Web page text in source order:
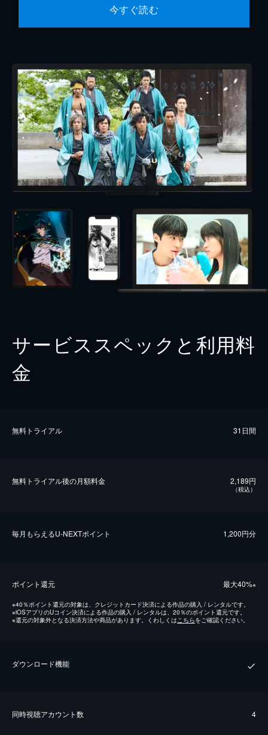
今すぐ読む
サービススペックと利用料
金
無料トライアル 31日間
無料トライアル後の⽉額料金 2,189円
（税込）
毎⽉もらえるU-NEXTポイント 1,200円分
ポイント還元 最⼤40%※
※40％ポイント還元の対象は、クレジットカード決済による作品の購入 / レンタルです。
※iOSアプリのUコイン決済による作品の購入 / レンタルは、20％のポイント還元です。
※還元の対象外となる決済方法や商品があります。くわしくはこちらをご確認ください。
ダウンロード機能
同時視聴アカウント数 4